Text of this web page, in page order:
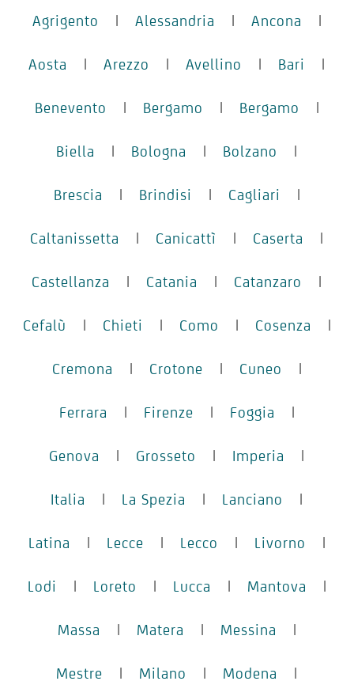
Agrigento | Alessandria | Ancona |
Aosta | Arezzo | Avellino | Bari |
Benevento | Bergamo | Bergamo |
Biella | Bologna | Bolzano |
Brescia | Brindisi | Cagliari |
Caltanissetta | Canicattì | Caserta |
Castellanza | Catania | Catanzaro |
Cefalù | Chieti | Como | Cosenza |
Cremona | Crotone | Cuneo |
Ferrara | Firenze | Foggia |
Genova | Grosseto | Imperia |
Italia | La Spezia | Lanciano |
Latina | Lecce | Lecco | Livorno |
Lodi | Loreto | Lucca | Mantova |
Massa | Matera | Messina |
Mestre | Milano | Modena |